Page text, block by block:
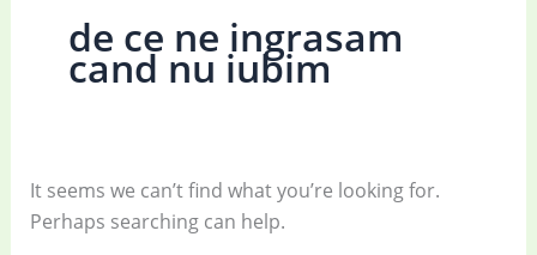
de ce ne ingrasam
cand nu iubim
It seems we can’t find what you’re looking for.
Perhaps searching can help.